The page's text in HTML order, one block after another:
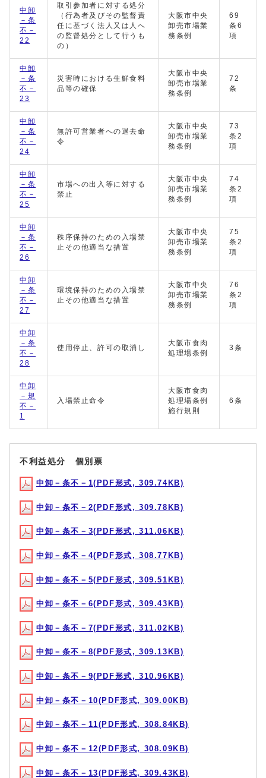
中卸
－条
不－
22
取引参加者に対する処分
（行為者及びその監督責
任に基づく法人又は人へ
の監督処分として行うも
の）
大阪市中央
卸売市場業
務条例
69
条6
項
中卸
－条
不－
23
災害時における生鮮食料
品等の確保
大阪市中央
卸売市場業
務条例
72
条
中卸
－条
不－
24
無許可営業者への退去命
令
大阪市中央
卸売市場業
務条例
73
条2
項
中卸
－条
不－
25
市場への出入等に対する
禁止
大阪市中央
卸売市場業
務条例
74
条2
項
中卸
－条
不－
26
秩序保持のための入場禁
止その他適当な措置
大阪市中央
卸売市場業
務条例
75
条2
項
中卸
－条
不－
27
環境保持のための入場禁
止その他適当な措置
大阪市中央
卸売市場業
務条例
76
条2
項
中卸
－条
不－
28
使用停止、許可の取消し
大阪市食肉
処理場条例
3条
中卸
－規
不－
1
入場禁止命令
大阪市食肉
処理場条例
施行規則
6条
不利益処分 個別票
中卸－条不－1(PDF形式, 309.74KB)
中卸－条不－2(PDF形式, 309.78KB)
中卸－条不－3(PDF形式, 311.06KB)
中卸－条不－4(PDF形式, 308.77KB)
中卸－条不－5(PDF形式, 309.51KB)
中卸－条不－6(PDF形式, 309.43KB)
中卸－条不－7(PDF形式, 311.02KB)
中卸－条不－8(PDF形式, 309.13KB)
中卸－条不－9(PDF形式, 310.96KB)
中卸－条不－10(PDF形式, 309.00KB)
中卸－条不－11(PDF形式, 308.84KB)
中卸－条不－12(PDF形式, 308.09KB)
中卸－条不－13(PDF形式, 309.43KB)